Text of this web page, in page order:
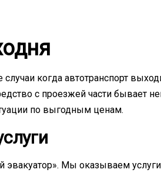
когда автотранспорт
с проезжей части
по выгодным ценам.
Мы оказываем